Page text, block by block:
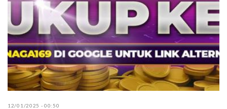
12/01/2025 - 00:50